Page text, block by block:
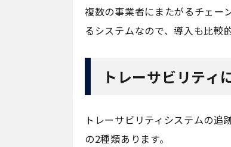
複数の事業者にまたがるチェー
るシステムなので、導入も比較
トレーサビリティ
トレーサビリティシステムの
の2種類あります。